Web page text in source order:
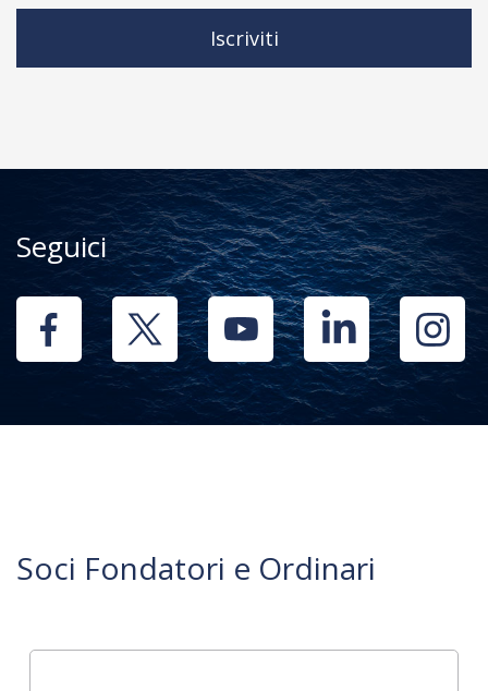
Iscriviti
Seguici
Soci Fondatori e Ordinari